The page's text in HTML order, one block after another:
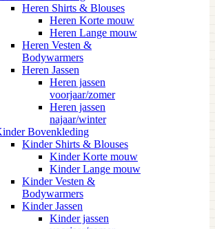
Heren Shirts & Blouses
Heren Korte mouw
Heren Lange mouw
Heren Vesten &
Bodywarmers
Heren Jassen
Heren jassen
voorjaar/zomer
Heren jassen
najaar/winter
Bovenkleding
Kinder Shirts & Blouses
Kinder Korte mouw
Kinder Lange mouw
Kinder Vesten &
Bodywarmers
Kinder Jassen
Kinder jassen